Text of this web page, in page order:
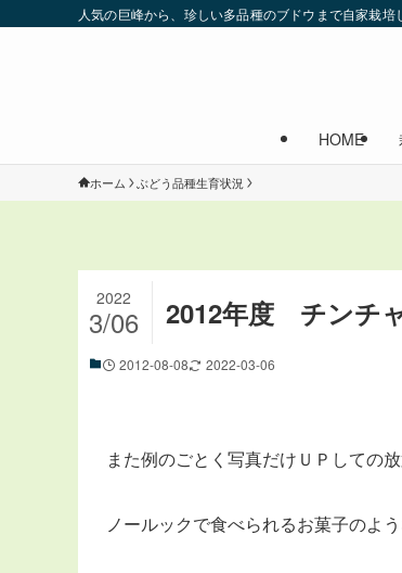
人気の巨峰から、珍しい多品種のブドウまで自家栽培
HOME
ホーム ぶどう品種生育状況
2012年度 チンチ
2022
3/06
2012-08-08 2022-03-06
また例のごとく写真だけＵＰしての
ノールックで食べられるお菓子のよ